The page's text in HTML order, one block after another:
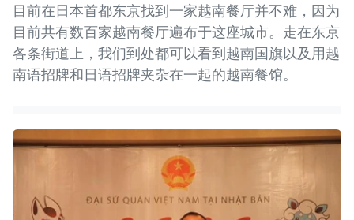
目前在日本首都东京找到一家越南餐厅并不难，因为
目前共有数百家越南餐厅遍布于这座城市。走在东京
各条街道上，我们到处都可以看到越南国旗以及用越
南语招牌和日语招牌夹杂在一起的越南餐馆。